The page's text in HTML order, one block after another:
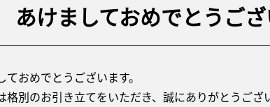
けましておめでとうござ
ておめでとうございます。
格別のお引き立てをいただき、誠にありがとうござ